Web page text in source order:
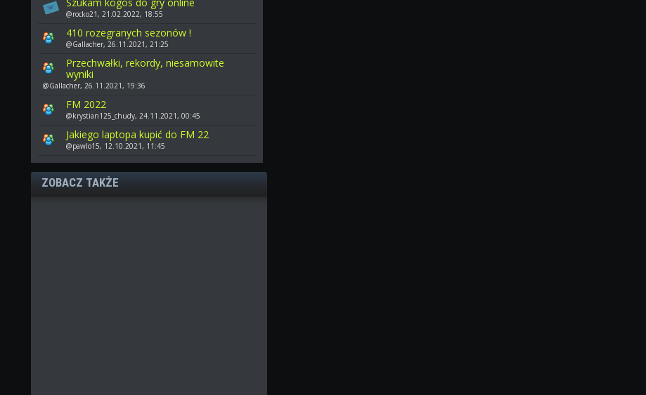
@rocko21, 21.02.2022, 18:55
410 rozegranych sezonów !
@Gallacher, 26.11.2021, 21:25
Przechwałki, rekordy, niesamowite
wyniki
@Gallacher, 26.11.2021, 19:36
FM 2022
@krystian125_chudy, 24.11.2021, 00:45
Jakiego laptopa kupić do FM 22
@pawlo15, 12.10.2021, 11:45
ZOBACZ TAKŻE